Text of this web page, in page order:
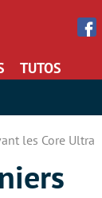
TUTOS
les Core Ultra